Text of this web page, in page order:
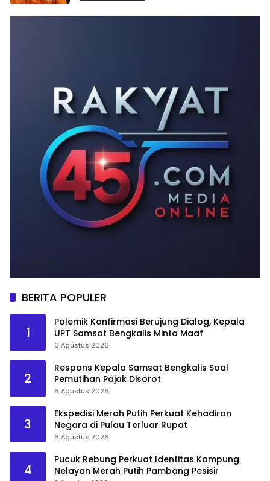
BERITA POPULER
1
Polemik Konfirmasi Berujung Dialog, Kepala
UPT Samsat Bengkalis Minta Maaf
6 Agustus 2026
2
Respons Kepala Samsat Bengkalis Soal
Pemutihan Pajak Disorot
6 Agustus 2026
3
Ekspedisi Merah Putih Perkuat Kehadiran
Negara di Pulau Terluar Rupat
6 Agustus 2026
4
Pucuk Rebung Perkuat Identitas Kampung
Nelayan Merah Putih Pambang Pesisir